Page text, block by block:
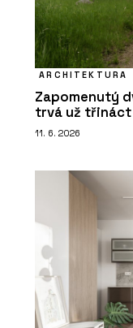
ARCHITEKTURA
Zapomenutý
trvá už
11. 6. 2026